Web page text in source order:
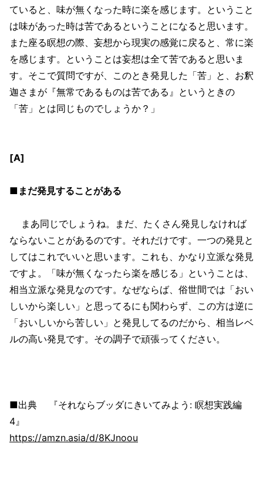
ていると、味が無くなった時に楽を感じます。ということ
は味があった時は苦であるということになると思います。
また座る瞑想の際、妄想から現実の感覚に戻ると、常に楽
を感じます。ということは妄想は全て苦であると思いま
す。そこで質問ですが、このとき発見した「苦」と、お釈
迦さまが『無常であるものは苦である』というときの
「苦」とは同じものでしょうか？」
[A]
■まだ発見することがある
まあ同じでしょうね。まだ、たくさん発見しなければ
ならないことがあるのです。それだけです。一つの発見と
してはこれでいいと思います。これも、かなり立派な発見
ですよ。「味が無くなったら楽を感じる」ということは、
相当立派な発見なのです。なぜならば、俗世間では「おい
しいから楽しい」と思ってるにも関わらず、この方は逆に
「おいしいから苦しい」と発見してるのだから、相当レベ
ルの高い発見です。その調子で頑張ってください。
■出典 『それならブッダにきいてみよう: 瞑想実践編
4』
https://amzn.asia/d/8KJnoou